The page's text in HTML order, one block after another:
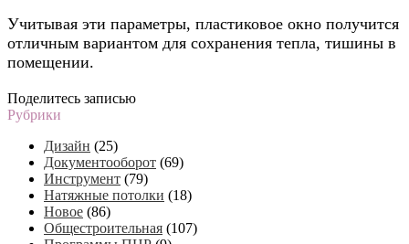
Учитывая эти параметры, пластиковое окно получится
отличным вариантом для сохранения тепла, тишины в
помещении.
Поделитесь записью
Рубрики
Дизайн (25)
Документооборот (69)
Инструмент (79)
Натяжные потолки (18)
Новое (86)
Общестроительная (107)